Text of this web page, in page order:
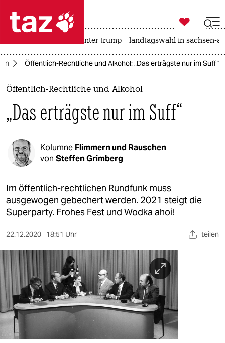
 taz zahl ich
taz zahl ich
themen
politik
öko
gesellschaft
kultur
sport
nord
wahrheit
verlag
verlag
veranstaltungen

taz zahl ich
usa unter trump landtagswahl in sachsen-
Öffentlich-Rechtliche und Alkohol: „Das erträgste nur im Suff“
Öffentlich-Rechtliche und Alkohol
„Das erträgste nur im Suff“
Kolumne Flimmern und Rauschen
von Steffen Grimberg
Im öffentlich-rechtlichen Rundfunk muss
ausgewogen gebechert werden. 2021 steigt die
Superparty. Frohes Fest und Wodka ahoi!
22.12.2020 18:51 Uhr teilen